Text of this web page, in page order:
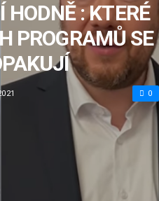
: KTERÉ
PROGRAMŮ SE
0